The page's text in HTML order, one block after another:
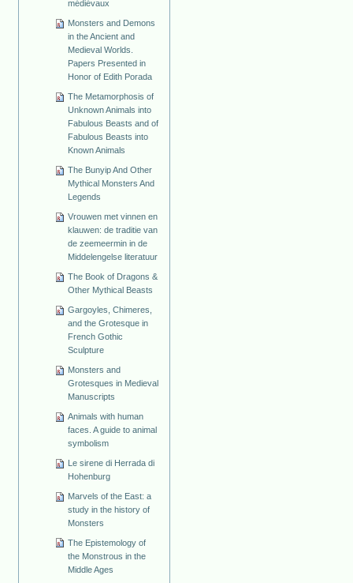
médiévaux
Monsters and Demons
in the Ancient and
Medieval Worlds.
Papers Presented in
Honor of Edith Porada
The Metamorphosis of
Unknown Animals into
Fabulous Beasts and of
Fabulous Beasts into
Known Animals
The Bunyip And Other
Mythical Monsters And
Legends
Vrouwen met vinnen en
klauwen: de traditie van
de zeemeermin in de
Middelengelse literatuur
The Book of Dragons &
Other Mythical Beasts
Gargoyles, Chimeres,
and the Grotesque in
French Gothic
Sculpture
Monsters and
Grotesques in Medieval
Manuscripts
Animals with human
faces. A guide to animal
symbolism
Le sirene di Herrada di
Hohenburg
Marvels of the East: a
study in the history of
Monsters
The Epistemology of
the Monstrous in the
Middle Ages